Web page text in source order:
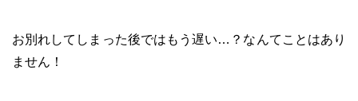
お別れしてしまった後ではもう遅い…？なんてことはあり
ません！